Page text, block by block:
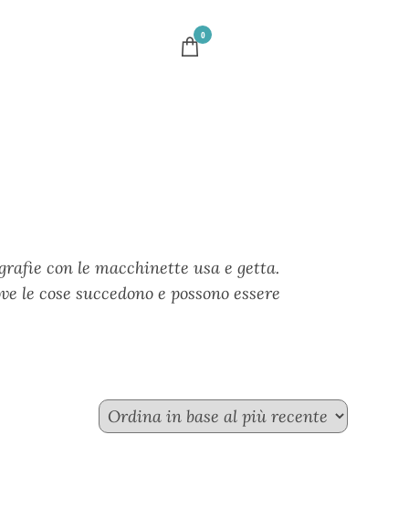
0
con le macchinette usa e getta.
cose succedono e possono essere